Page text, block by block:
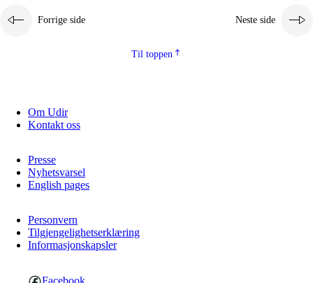
Forrige side Neste side
Til toppen
Om Udir
Kontakt oss
Presse
Nyhetsvarsel
English pages
Personvern
Tilgjengelighetserklæring
Informasjonskapsler